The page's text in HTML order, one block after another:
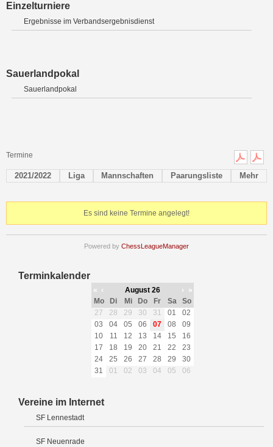
Einzelturniere
Ergebnisse im Verbandsergebnisdienst
Sauerlandpokal
Sauerlandpokal
Termine
2021/2022 Liga Mannschaften Paarungsliste Mehr
Es sind keine Termine angelegt!
Powered by ChessLeagueManager
Terminkalender
« ‹ August 26 ›
»
Mo
Di Mi Do Fr Sa
So
27
28 29 30 31 01
02
03
04 05 06 07 08
09
10
11 12 13 14 15
16
17
18 19 20 21 22
23
24
25 26 27 28 29
30
31
01 02 03 04 05 06
Vereine im Internet
SF Lennestadt
SF Neuenrade